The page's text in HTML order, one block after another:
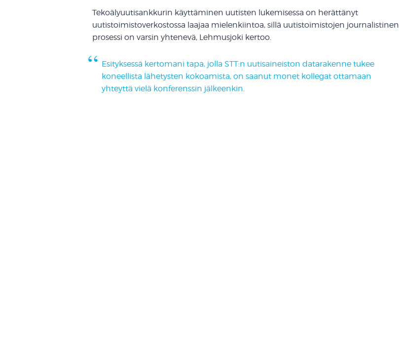
Tekoälyuutisankkurin käyttäminen uutisten lukemisessa on herättänyt
uutistoimistoverkostossa laajaa mielenkiintoa, sillä uutistoimistojen journalistinen
prosessi on varsin yhtenevä, Lehmusjoki kertoo.
Esityksessä kertomani tapa, jolla STT:n uutisaineiston datarakenne tukee
koneellista lähetysten kokoamista, on saanut monet kollegat ottamaan
yhteyttä vielä konferenssin jälkeenkin.